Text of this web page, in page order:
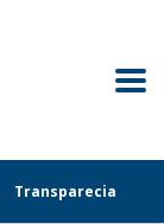
Transparecia